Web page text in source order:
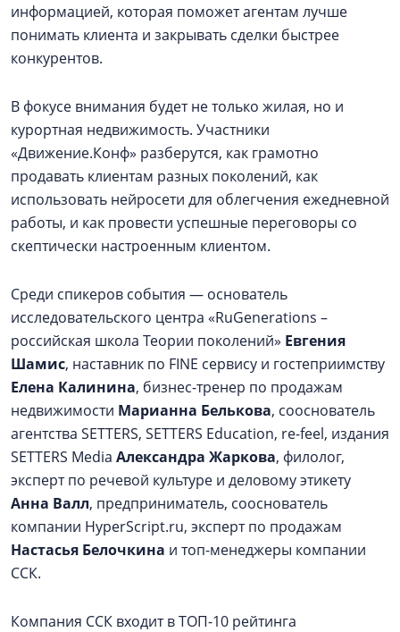
информацией, которая поможет агентам лучше
понимать клиента и закрывать сделки быстрее
конкурентов.
В фокусе внимания будет не только жилая, но и
курортная недвижимость. Участники
«Движение.Конф» разберутся, как грамотно
продавать клиентам разных поколений, как
использовать нейросети для облегчения ежедневной
работы, и как провести успешные переговоры со
скептически настроенным клиентом.
Среди спикеров события — основатель
исследовательского центра «RuGenerations –
российская школа Теории поколений» Евгения
Шамис, наставник по FINE сервису и гостеприимству
Елена Калинина, бизнес-тренер по продажам
недвижимости Марианна Белькова, сооснователь
агентства SETTERS, SETTERS Education, re-feel, издания
SETTERS Media Александра Жаркова, филолог,
эксперт по речевой культуре и деловому этикету
Анна Валл, предприниматель, сооснователь
компании HyperScript.ru, эксперт по продажам
Настасья Белочкина и топ-менеджеры компании
ССК.
Компания ССК входит в ТОП-10 рейтинга